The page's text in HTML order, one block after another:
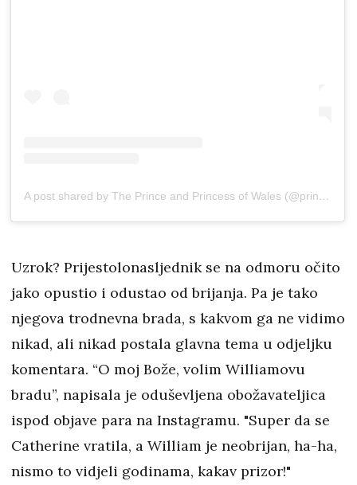
A post shared by The Prince and Princess of Wales (@princeandprincessofwales)
Uzrok? Prijestolonasljednik se na odmoru očito
jako opustio i odustao od brijanja. Pa je tako
njegova trodnevna brada, s kakvom ga ne vidimo
nikad, ali nikad postala glavna tema u odjeljku
komentara. “O moj Bože, volim Williamovu
bradu”, napisala je oduševljena obožavateljica
ispod objave para na Instagramu. "Super da se
Catherine vratila, a William je neobrijan, ha-ha,
nismo to vidjeli godinama, kakav prizor!"